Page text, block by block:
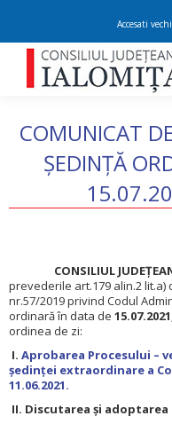
Accesati
COMUNICAT
ȘEDINȚĂ
CONSILIUL
prevederile art.179 alin.2
nr.57/2019 privind Codul
ordinară în data de 15.07.2021
ordinea de zi:
I. Aprobarea Procesului –
ședinței extraordinare a
11.06.2021.
II. Discutarea și